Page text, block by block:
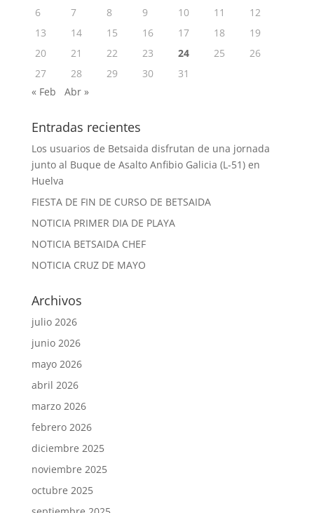
6
7 8 9 10 11
12
13
14 15 16 17 18
19
20
21 22 23 24 25
26
27
28 29 30
31
« Feb
Abr »
Entradas recientes
Los usuarios de Betsaida disfrutan de una jornada
junto al Buque de Asalto Anfibio Galicia (L-51) en
Huelva
FIESTA DE FIN DE CURSO DE BETSAIDA
NOTICIA PRIMER DIA DE PLAYA
NOTICIA BETSAIDA CHEF
NOTICIA CRUZ DE MAYO
Archivos
julio 2026
junio 2026
mayo 2026
abril 2026
marzo 2026
febrero 2026
diciembre 2025
noviembre 2025
octubre 2025